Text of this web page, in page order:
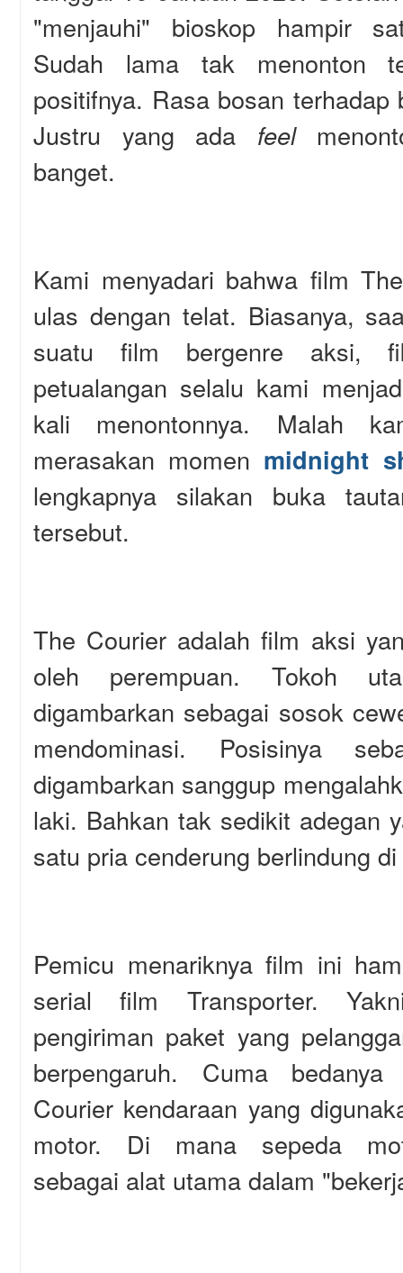
"menjauhi" bioskop hampir
Sudah lama tak menonton
positifnya. Rasa bosan terhadap
Justru yang ada feel
banget.
Kami menyadari bahwa film
ulas dengan telat. Biasanya,
suatu film bergenre aksi,
petualangan selalu kami
kali menontonnya. Malah
merasakan momen midnight
lengkapnya silakan buka
tersebut.
The Courier adalah film aksi
oleh perempuan. Tokoh
digambarkan sebagai sosok
mendominasi. Posisinya
digambarkan sanggup
laki. Bahkan tak sedikit adegan
satu pria cenderung berlindung
Pemicu menariknya film ini
serial film Transporter.
pengiriman paket yang
berpengaruh. Cuma
Courier kendaraan yang
motor. Di mana sepeda
sebagai alat utama dalam